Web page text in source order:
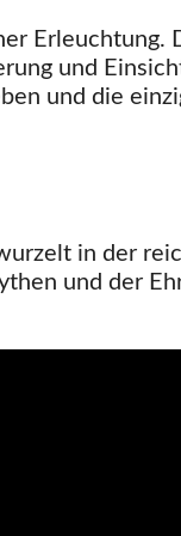
Erleuchtung.
und
und die
in der
und der